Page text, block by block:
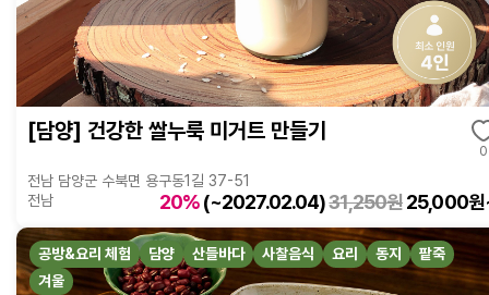
[담양] 건강한 쌀누룩 미거트 만들기
0
전남 담양군 수북면 용구동1길 37-51
전남
20%(~2027.02.04)31,250원25,000
공방&요리 체험 담양 산들바다 사찰음식 요리 동지
팥죽
겨울